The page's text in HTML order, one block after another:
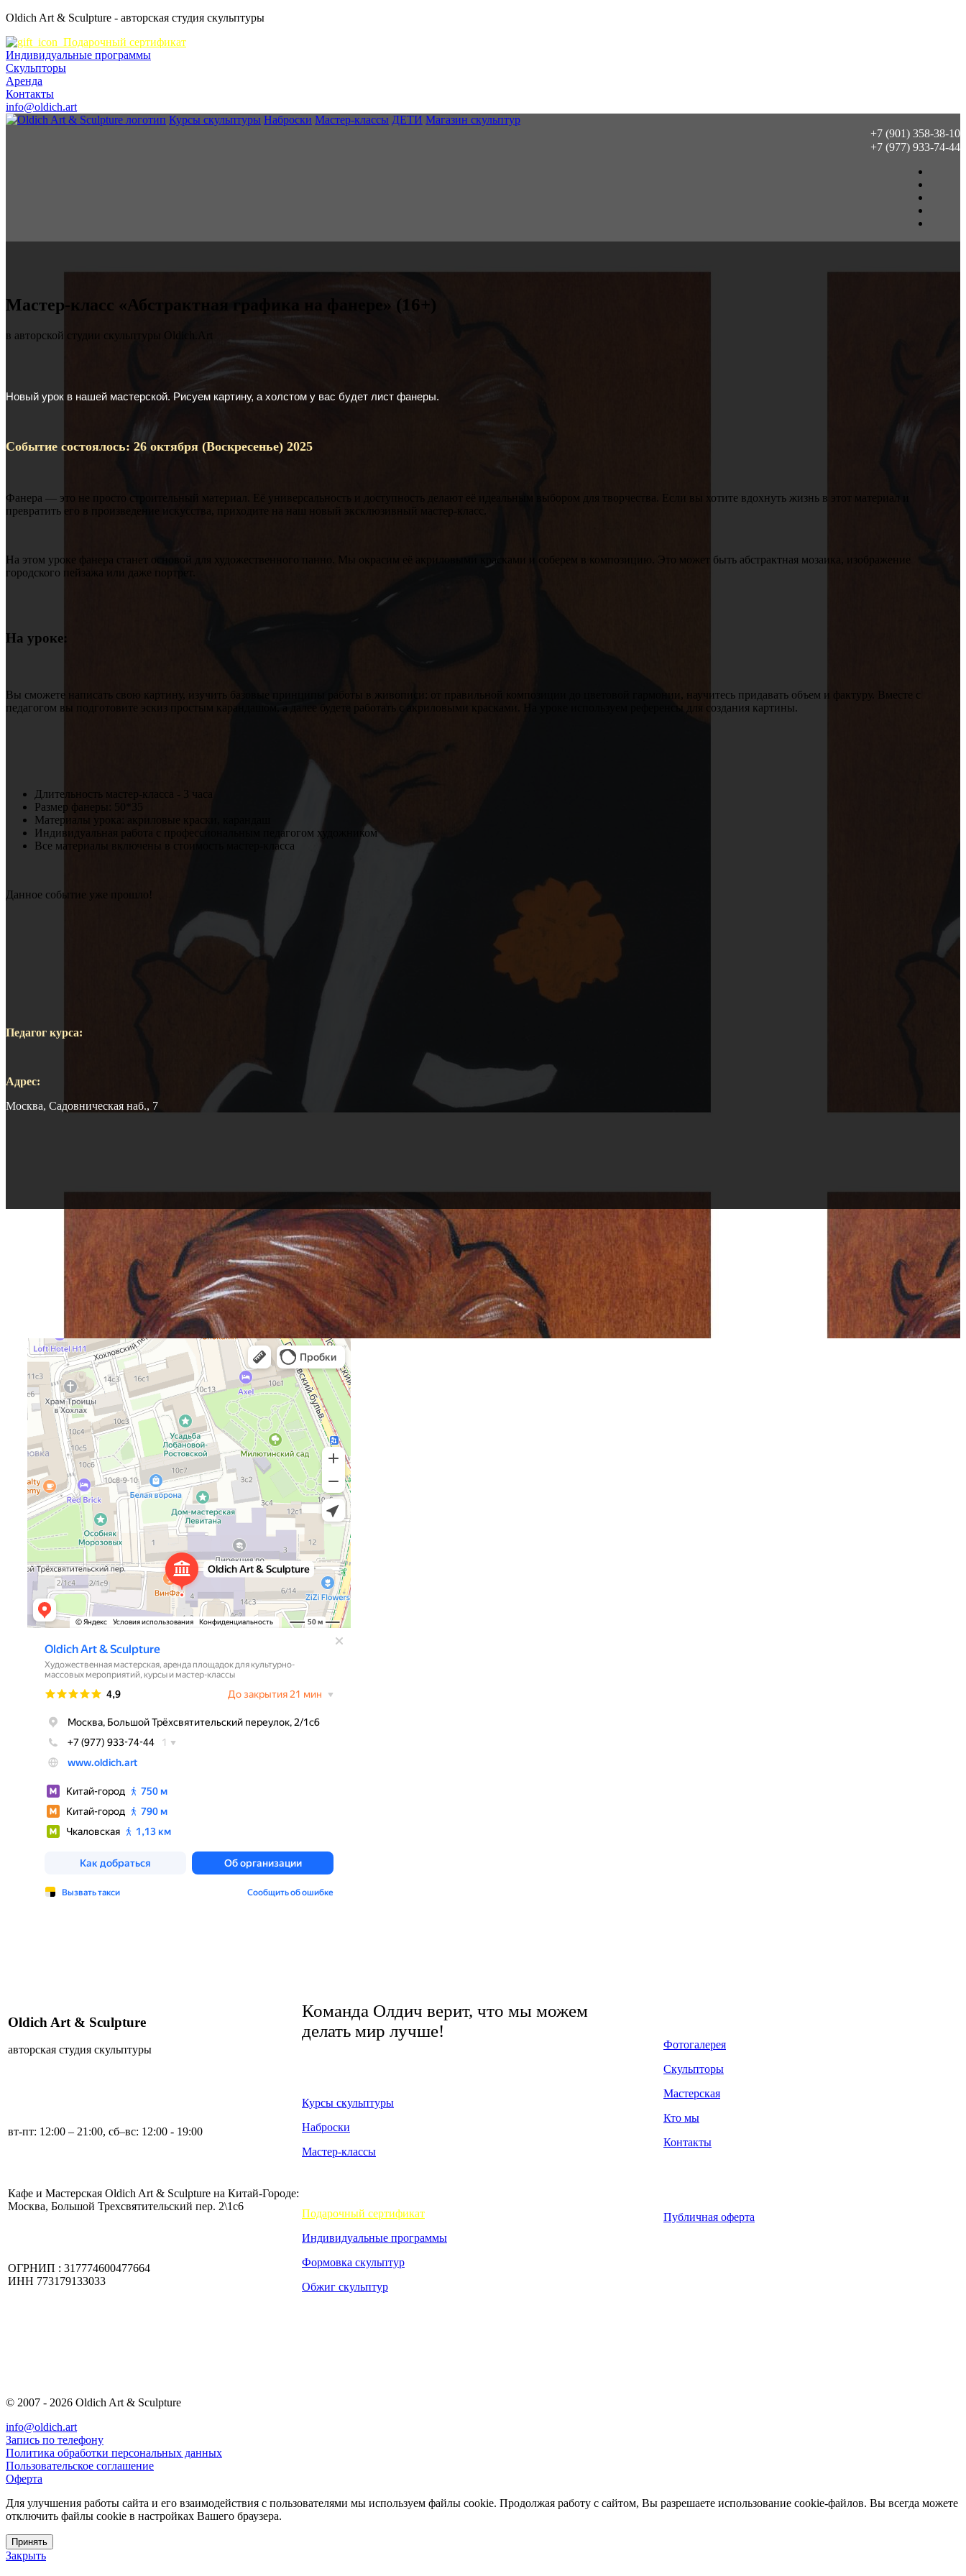
Oldich Art & Sculpture - авторская студия скульптуры
Подарочный сертификат
Индивидуальные программы
Скульпторы
Аренда
Контакты
info@oldich.art
Курсы скульптуры Наброски Мастер-классы ДЕТИ Магазин скульптур
+7 (901) 358-38-10
+7 (977) 933-74-44
Мастер-класс «Абстрактная графика на фанере» (16+)
в авторской студии скульптуры Oldich.Art
Новый урок в нашей мастерской. Рисуем картину, а холстом у вас будет лист фанеры.
Событие состоялось: 26 октября (Воскресенье) 2025
Фанера — это не просто строительный материал. Её универсальность и доступность делают её идеальным выбором для творчества. Если вы хотите вдохнуть жизнь в этот материал и
превратить его в произведение искусства, приходите на наш новый эксклюзивный мастер-класс.
На этом уроке фанера станет основой для художественного панно. Мы окрасим её акриловыми красками и соберем в композицию. Это может быть абстрактная мозаика, изображение
городского пейзажа или даже портрет.
На уроке:
Вы сможете написать свою картину, изучить базовые принципы работы в живописи: от правильной композиции до цветовой гармонии, научитесь придавать объем и фактуру. Вместе с
педагогом вы подготовите эскиз простым карандашом, а далее будете работать с акриловыми красками. На уроке используем референсы для создания картины.
Длительность мастер-класса - 3 часа
Размер фанеры: 50*35
Материалы урока: акриловые краски, карандаш
Индивидуальная работа с профессиональным педагогом художником
Все материалы включены в стоимость мастер-класса
Данное событие уже прошло!
Педагог курса:
Адрес:
Москва, Садовническая наб., 7
Oldich Art & Sculpture
авторская студия скульптуры
вт-пт: 12:00 – 21:00, сб–вс: 12:00 - 19:00
Кафе и Мастерская Oldich Art & Sculpture на Китай-Городе:
Москва, Большой Трехсвятительский пер. 2\1с6
ОГРНИП : 317774600477664
ИНН 773179133033
Команда Олдич верит, что мы можем
делать мир лучше!
Курсы скульптуры
Наброски
Мастер-классы
Подарочный сертификат
Индивидуальные программы
Формовка скульптур
Обжиг скульптур
Фотогалерея
Скульпторы
Мастерская
Кто мы
Контакты
Публичная оферта
© 2007 - 2026 Oldich Art & Sculpture
info@oldich.art
Запись по телефону
Политика обработки персональных данных
Пользовательское соглашение
Оферта
Для улучшения работы сайта и его взаимодействия с пользователями мы используем файлы cookie. Продолжая работу с сайтом, Вы разрешаете использование cookie-файлов. Вы всегда можете
отключить файлы cookie в настройках Вашего браузера.
Принять
Закрыть